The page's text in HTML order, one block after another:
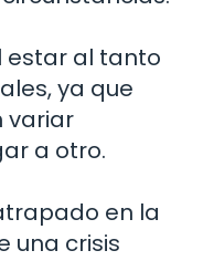
estar al tanto
ya que
variar
a otro.
en la
una crisis